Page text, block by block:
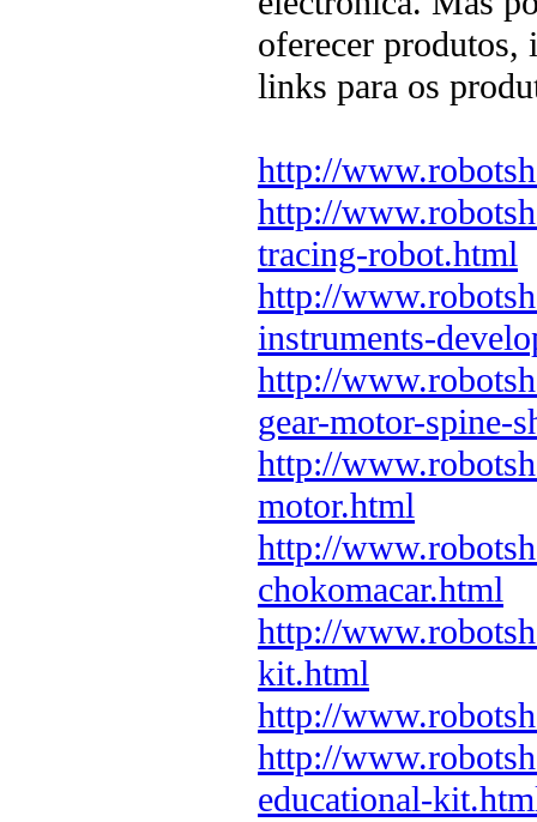
oferecer produtos,
links para os
http://
http://
tracing-robot.html
http://
instruments-
http://
gear-motor-spine-
http://
motor.html
http://
chokomacar.html
http://
kit.html
http://
http://
educational-